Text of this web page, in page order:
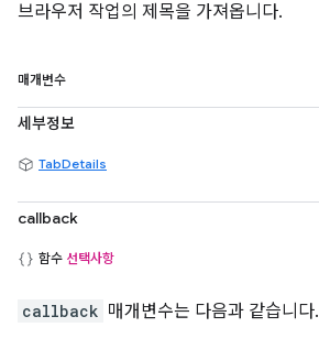
브라우저 작업의 제목을 가져옵니다.
매개변수
세부정보
TabDetails
callback
함수 선택사항
callback 매개변수는 다음과 같습니다.